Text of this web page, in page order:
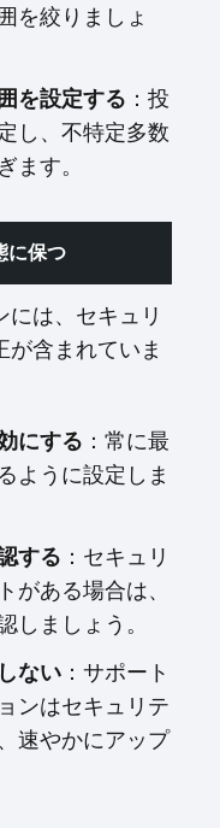
を絞りましょ
を設定する ：投
し、不特定多数
ます。
に保つ
には、セキュリ
含まれていま
にする ：常に最
ように設定しま
する ：セキュリ
がある場合は、
しましょう。
ない ：サポート
ンはセキュリテ
速やかにアップ